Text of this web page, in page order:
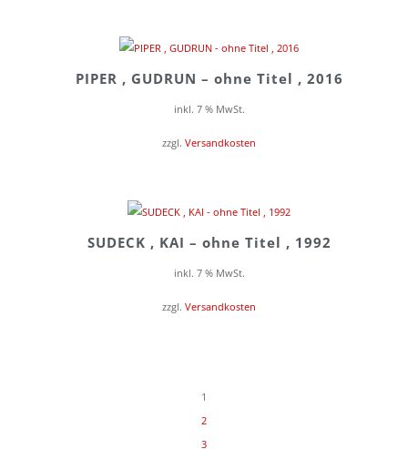
PIPER , GUDRUN – ohne Titel , 2016
inkl. 7 % MwSt.
zzgl. Versandkosten
SUDECK , KAI – ohne Titel , 1992
inkl. 7 % MwSt.
zzgl. Versandkosten
1
2
3